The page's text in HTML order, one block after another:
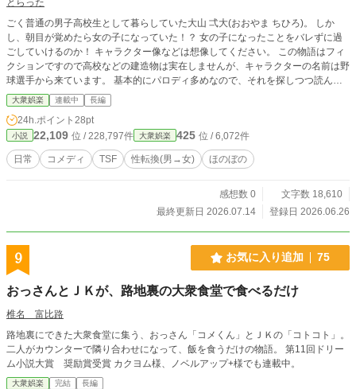
とらった
ごく普通の男子高校生として暮らしていた大山 弌大(おおやま ちひろ)。 しか
し、朝目が覚めたら女の子になっていた！？ 女の子になったことをバレずに過
ごしていけるのか！ キャラクター像などは想像してください。 この物語はフィ
クションですので高校などの建造物は実在しませんが、キャラクターの名前は野
球選手から来ています。 基本的にパロディ多めなので、それを探しつつ読んだ
ら面白いと思います。 不定期更新です。
大衆娯楽 連載中 長編
24h.ポイント 28pt
小説 22,109 位 / 228,797件 大衆娯楽 425 位 / 6,072件
日常 コメディ TSF 性転換(男→女) ほのぼの
感想数 0
文字数 18,610
最終更新日 2026.07.14
登録日 2026.06.26
9 お気に入り追加 75
おっさんとＪＫが、路地裏の大衆食堂で食べるだけ
椎名 富比路
路地裏にできた大衆食堂に集う、おっさん「コメくん」とＪＫの「コトコト」。
二人がカウンターで隣り合わせになって、飯を食うだけの物語。 第11回ドリー
ム小説大賞 奨励賞受賞 カクヨム様、ノベルアップ+様でも連載中。
大衆娯楽 完結 長編